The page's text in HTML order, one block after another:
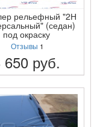
рельефный "2Н
(седан)
под окраску
Отзывы 1
650 руб.
ПОДРОБНЕЕ